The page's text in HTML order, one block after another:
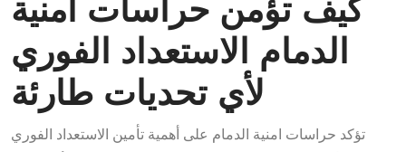
كيف تؤمن حراسات امنية
الدمام الاستعداد الفوري
لأي تحديات طارئة
تؤكد حراسات امنية الدمام على أهمية تأمين الاستعداد الفوري